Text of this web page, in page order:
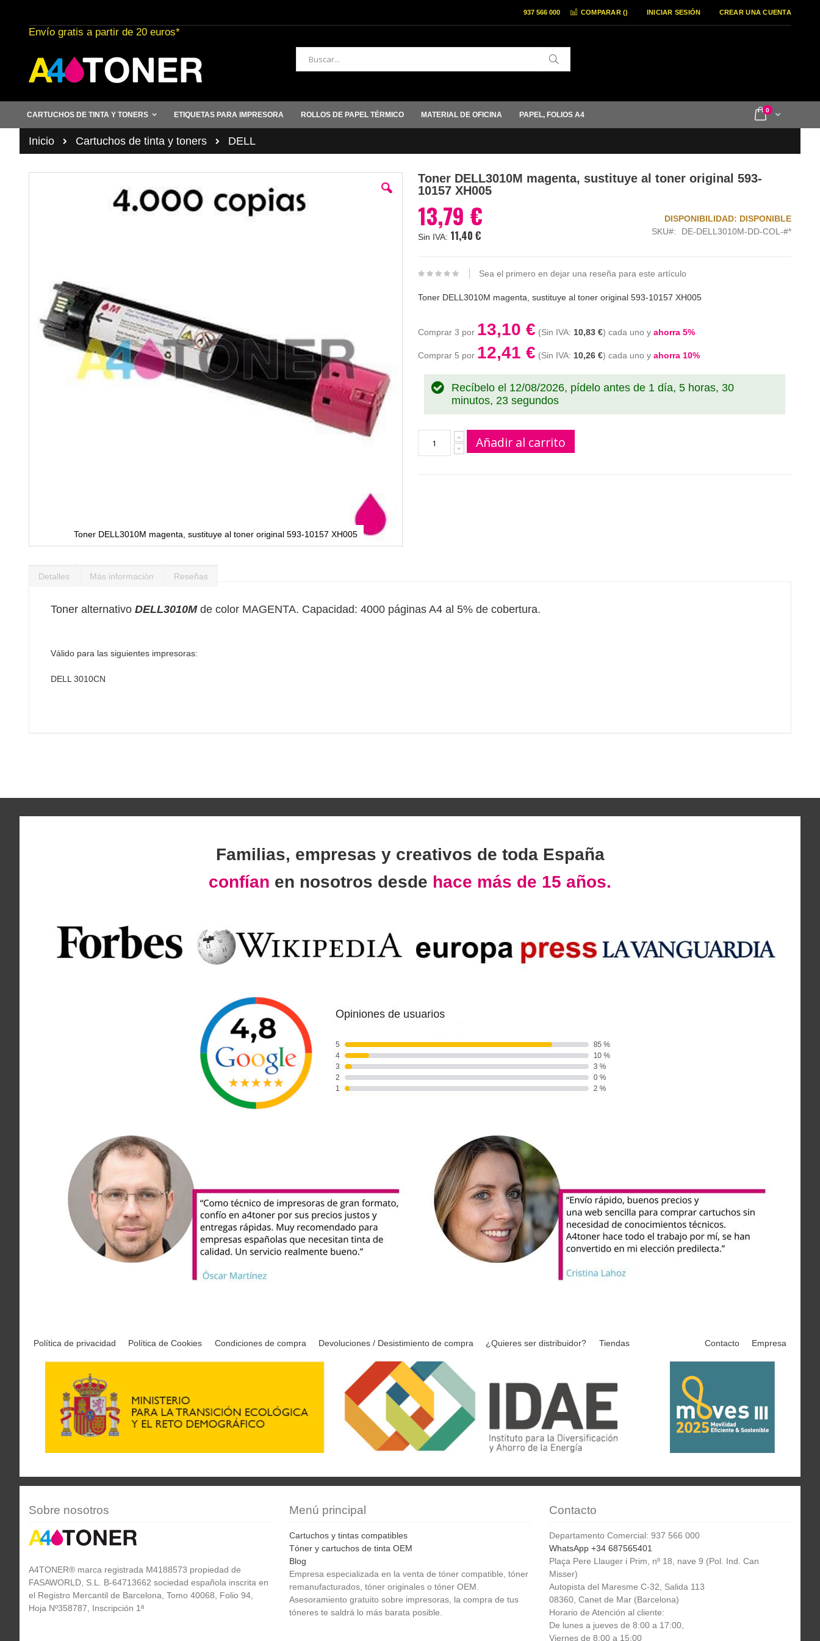
al
contenido
COMPARAR () INICIAR SESIÓN CREAR UNA CUENTA
937 566 000
Envío gratis a partir de 20 euros*
Buscar
Cart
0items
CARTUCHOS DE TINTA Y TONERS ETIQUETAS PARA IMPRESORA ROLLOS DE PAPEL TÉRMICO MATERIAL DE OFICINA PAPEL, FOLIOS A4
Inicio Cartuchos de tinta y toners DELL
Toner DELL3010M magenta, sustituye al toner original 593-10157 XH005
comienzo
Toner DELL3010M magenta, sustituye al toner original 593-
10157 XH005
13,79 €
11,40 €
DISPONIBILIDAD: DISPONIBLE
SKU
DE-DELL3010M-DD-COL-#*
Sea el primero en dejar una reseña para este artículo
Toner DELL3010M magenta, sustituye al toner original 593-10157 XH005
Comprar 3 por 13,10 € 10,83 € cada uno y ahorra 5%
Comprar 5 por 12,41 € 10,26 € cada uno y ahorra 10%
Recíbelo el 12/08/2026, pídelo antes de 1 día, 5 horas, 30
minutos, 23 segundos
Añadir al carrito
Detalles
Toner alternativo DELL3010Mde color MAGENTA. Capacidad: 4000 páginas A4 al 5% de cobertura.
Válido para las siguientes impresoras:
DELL 3010CN
Más información Reseñas
Familias, empresas y creativos de toda España
confían en nosotros desde hace más de 15 años.
Política de privacidad Política de Cookies Condiciones de compra Devoluciones / Desistimiento de compra ¿Quieres ser distribuidor? Tiendas Contacto Empresa
Sobre nosotros
A4TONER® marca registrada M4188573 propiedad de
FASAWORLD, S.L. B-64713662 sociedad española inscrita en
el Registro Mercantil de Barcelona, Tomo 40068, Folio 94,
Hoja Nº358787, Inscripción 1ª
Menú principal
Cartuchos y tintas compatibles
Tóner y cartuchos de tinta OEM
Blog
Empresa especializada en la venta de tóner compatible, tóner
remanufacturados, tóner originales o tóner OEM.
Asesoramiento gratuito sobre impresoras, la compra de tus
tóneres te saldrá lo más barata posible.
Contacto
Departamento Comercial: 937 566 000
WhatsApp +34 687565401
Plaça Pere Llauger i Prim, nº 18, nave 9 (Pol. Ind. Can
Misser)
Autopista del Maresme C-32, Salida 113
08360, Canet de Mar (Barcelona)
Horario de Atención al cliente:
De lunes a jueves de 8:00 a 17:00,
Viernes de 8:00 a 15:00